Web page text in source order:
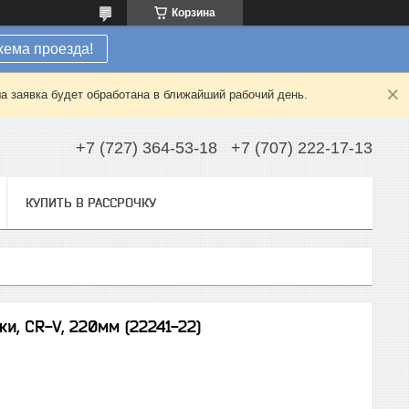
Корзина
проезда!
будет обработана в ближайший рабочий день.
+7 (727) 364-53-18 +7 (707) 222-17-13
КУПИТЬ В РАССРОЧКУ
CR-V, 220мм (22241-22)